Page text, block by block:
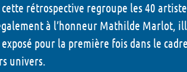
Tables rondes - 2026
LudiNuit - 2026
Dédicaces - 2026
cette rétrospective regroupe les 40
à l’honneur Mathilde Marlot,
pour la première fois dans le
univers.